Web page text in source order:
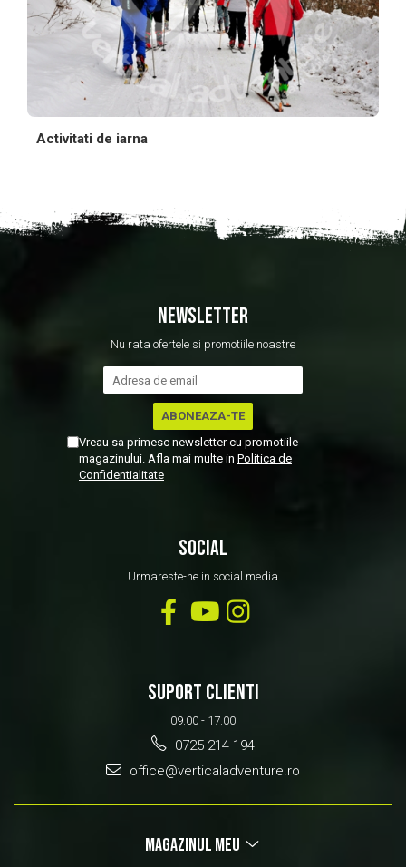
Activitati de iarna
NEWSLETTER
Nu rata ofertele si promotiile noastre
Vreau sa primesc newsletter cu promotiile
magazinului. Afla mai multe in Politica de
Confidentialitate
SOCIAL
Urmareste-ne in social media
SUPORT CLIENTI
09.00 - 17.00
0725 214 194
office@verticaladventure.ro
MAGAZINUL MEU